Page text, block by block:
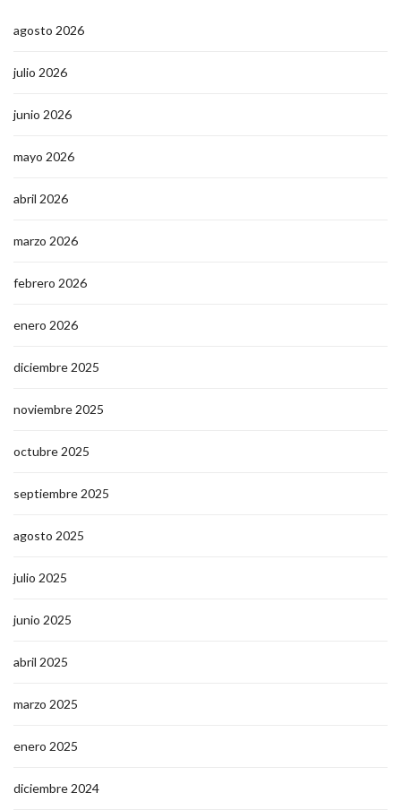
agosto 2026
julio 2026
junio 2026
mayo 2026
abril 2026
marzo 2026
febrero 2026
enero 2026
diciembre 2025
noviembre 2025
octubre 2025
septiembre 2025
agosto 2025
julio 2025
junio 2025
abril 2025
marzo 2025
enero 2025
diciembre 2024